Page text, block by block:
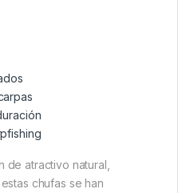
de atractivo natural,
chufas se han